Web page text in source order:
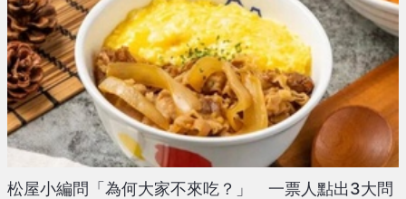
松屋小編問「為何大家不來吃？」 一票人點出3大問